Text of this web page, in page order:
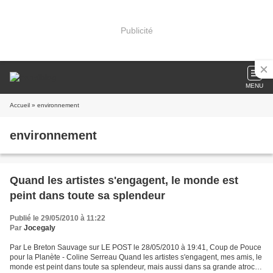
Publicité
MENU
Accueil » environnement
environnement
Quand les artistes s'engagent, le monde est
peint dans toute sa splendeur
Publié le 29/05/2010 à 11:22
Par Jocegaly
Par Le Breton Sauvage sur LE POST le 28/05/2010 à 19:41, Coup de Pouce
pour la Planète - Coline Serreau Quand les artistes s'engagent, mes amis, le
monde est peint dans toute sa splendeur, mais aussi dans sa grande atrocité